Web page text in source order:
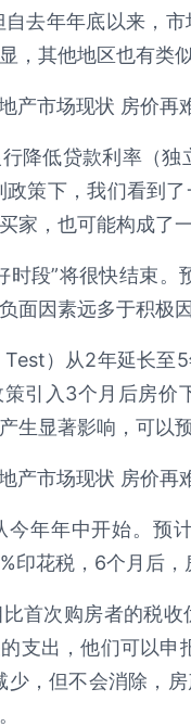
去年年底以来，
，其他地区也有类
降低贷款利率（
政策下，我们看到
家，也可能构成了一
时段”将很快结束
面因素远多于积极因
）从2年延长至
引入3个月后房价
生显著影响，可以
今年年中开始。预
印花税，6个月后，
首次购房者的税
支出，他们可以
少，但不会消除，